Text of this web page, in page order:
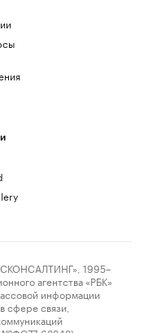
1995–
агентства «РБК»
информации
сфере связи,